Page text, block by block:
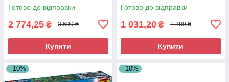
Готово до відправки
2 774,25 ₴ 3 699 ₴
Купити
Готово до відправки
1 031,20 ₴ 1 289 ₴
Купити
–10% –10%